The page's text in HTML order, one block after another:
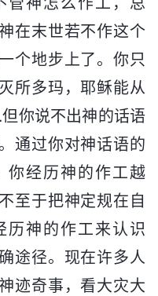
在末世若不作这个
个地步上了。你只
所多玛，耶稣能从
你说不出神的话语
通过你对神话语的
你经历神的作工越
至于把神定规在自
历神的作工来认识
途径。现在许多人
迹奇事，看大灾大